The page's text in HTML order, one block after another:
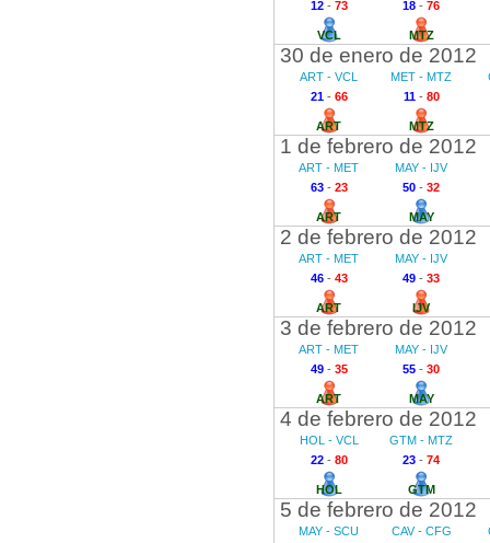
12- 73
VCL
18 - 76
MTZ
30 de enero de 2012
ART - VCL
21- 66
ART
MET - MTZ
11- 80
MTZ
1 de febrero de 2012
ART - MET
63- 23
ART
MAY - IJV
50 - 32
MAY
2 de febrero de 2012
ART - MET
46- 43
ART
MAY - IJV
49 - 33
IJV
3 de febrero de 2012
ART - MET
49- 35
ART
MAY - IJV
55 - 30
MAY
4 de febrero de 2012
HOL - VCL
22- 80
HOL
GTM - MTZ
23 - 74
GTM
5 de febrero de 2012
MAY - SCU
CAV - CFG